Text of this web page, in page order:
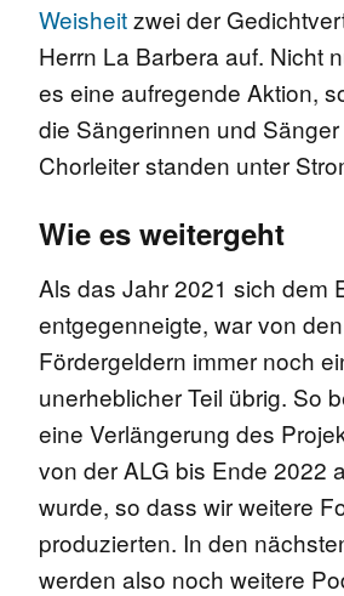
Weisheitzwei der
Herrn La Barbera auf. Nicht
es eine aufregende Aktion,
die Sängerinnen und
Chorleiter standen unter
Wie es weitergeht
Als das Jahr 2021 sich dem
entgegenneigte, war von
Fördergeldern immer noch
unerheblicher Teil übrig. So
eine Verlängerung des
von der ALG bis Ende 2022
wurde, so dass wir weitere
produzierten. In den
werden also noch weitere